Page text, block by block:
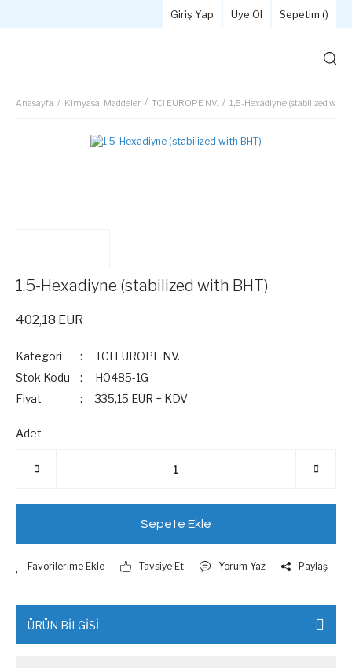
Giriş Yap Üye Ol Sepetim ()
Anasayfa Kimyasal Maddeler TCI EUROPE NV. 1,5-Hexadiyne (stabilized with
1,5-Hexadiyne (stabilized with BHT)
402,18 EUR
Kategori
TCI EUROPE NV.
Stok Kodu
H0485-1G
Fiyat
335,15 EUR + KDV
Adet
Sepete Ekle
Tavsiye Et Yorum Yaz Paylaş
ÜRÜN BİLGİSİ